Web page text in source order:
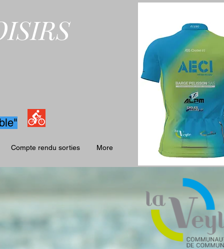
Compte rendu sorties More